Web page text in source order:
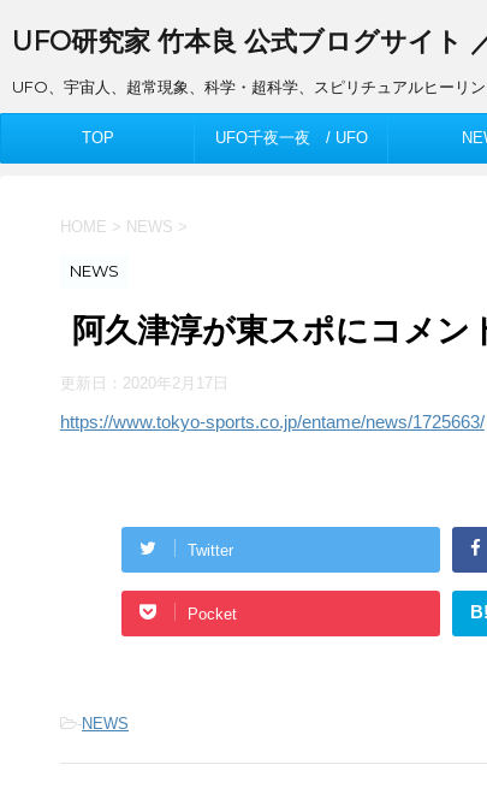
UFO研究家 竹本良 公式ブログサイト
UFO、宇宙人、超常現象、科学・超科学、スピリチュアルヒーリ
TOP UFO千夜一夜 / UFO
HOME > NEWS >
NEWS
阿久津淳が東スポにコメン
更新日： 2020年2月17日
https://www.tokyo-sports.co.jp/entame/news/1725663/
Twitter
Pocket B!
-NEWS